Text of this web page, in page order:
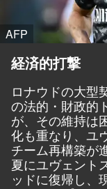
AFP
経済的打撃
ロナウドの大型
の法的・財政的
が、その維持は
化も重なり、ユ
チーム再構築が
夏にユヴェント
ッドに復帰し、